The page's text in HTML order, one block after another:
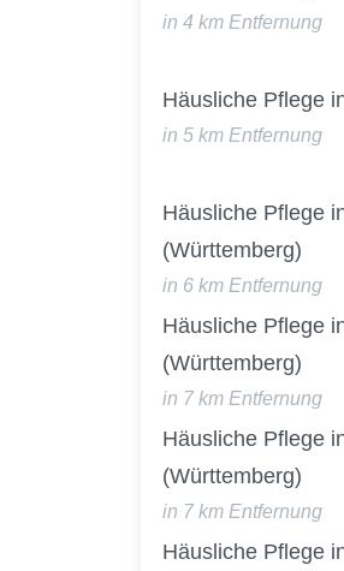
in 4 km Entfernung
Häusliche Pflege
in 5 km Entfernung
Häusliche Pflege
(Württemberg)
in 6 km Entfernung
Häusliche Pflege
(Württemberg)
in 7 km Entfernung
Häusliche Pflege
(Württemberg)
in 7 km Entfernung
Häusliche Pflege